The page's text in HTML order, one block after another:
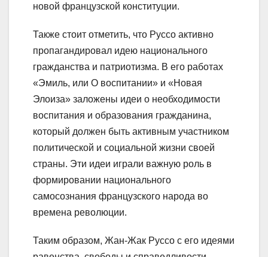
новой французской конституции.
Также стоит отметить, что Руссо активно
пропагандировал идею национального
гражданства и патриотизма. В его работах
«Эмиль, или О воспитании» и «Новая
Элоиза» заложены идеи о необходимости
воспитания и образования гражданина,
который должен быть активным участником
политической и социальной жизни своей
страны. Эти идеи играли важную роль в
формировании национального
самосознания французского народа во
времена революции.
Таким образом, Жан-Жак Руссо с его идеями